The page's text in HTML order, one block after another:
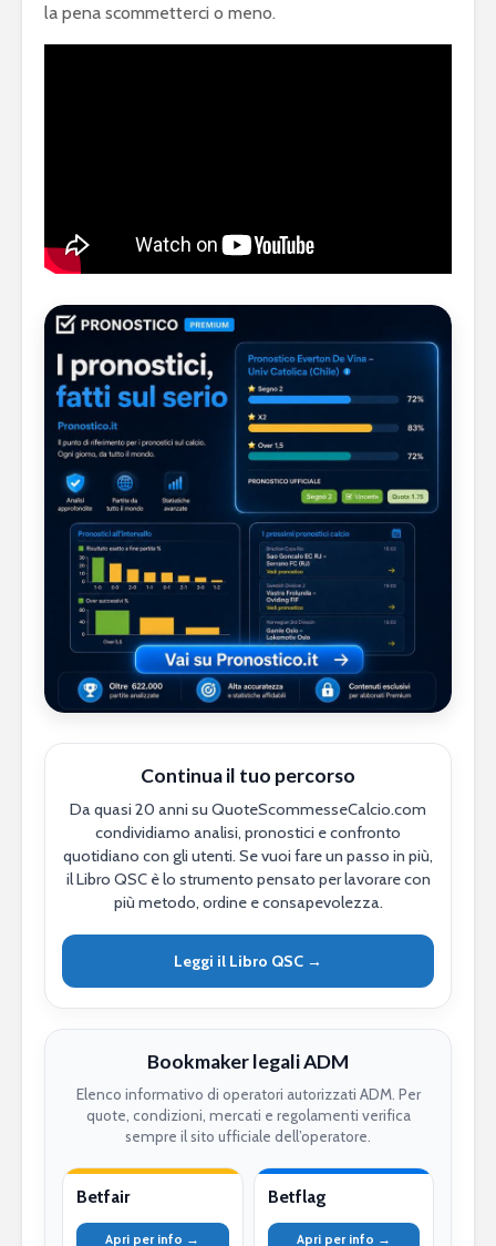
la pena scommetterci o meno.
Continua il tuo percorso
Da quasi 20 anni su QuoteScommesseCalcio.com
condividiamo analisi, pronostici e confronto
quotidiano con gli utenti. Se vuoi fare un passo in più,
il Libro QSC è lo strumento pensato per lavorare con
più metodo, ordine e consapevolezza.
Leggi il Libro QSC →
Bookmaker legali ADM
Elenco informativo di operatori autorizzati ADM. Per
quote, condizioni, mercati e regolamenti verifica
sempre il sito ufficiale dell’operatore.
Betfair
Apri per info →
Betflag
Apri per info →